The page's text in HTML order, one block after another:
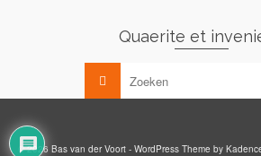
Quaerite et
© 2026 Bas van der Voort - WordPress Theme by